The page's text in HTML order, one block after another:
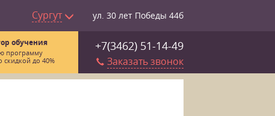
Сургут ул. 30 лет Победы 44б
+7(3462) 51-14-49
Заказать звонок
обучения
программу
скидкой до 40%